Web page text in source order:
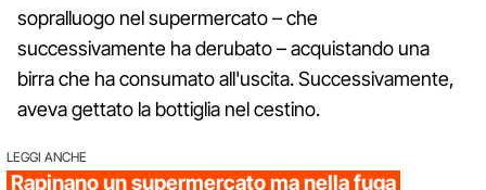
sopralluogo nel supermercato – che
successivamente ha derubato – acquistando una
birra che ha consumato all'uscita. Successivamente,
aveva gettato la bottiglia nel cestino.
LEGGI ANCHE
Rapinano un supermercato ma nella fuga